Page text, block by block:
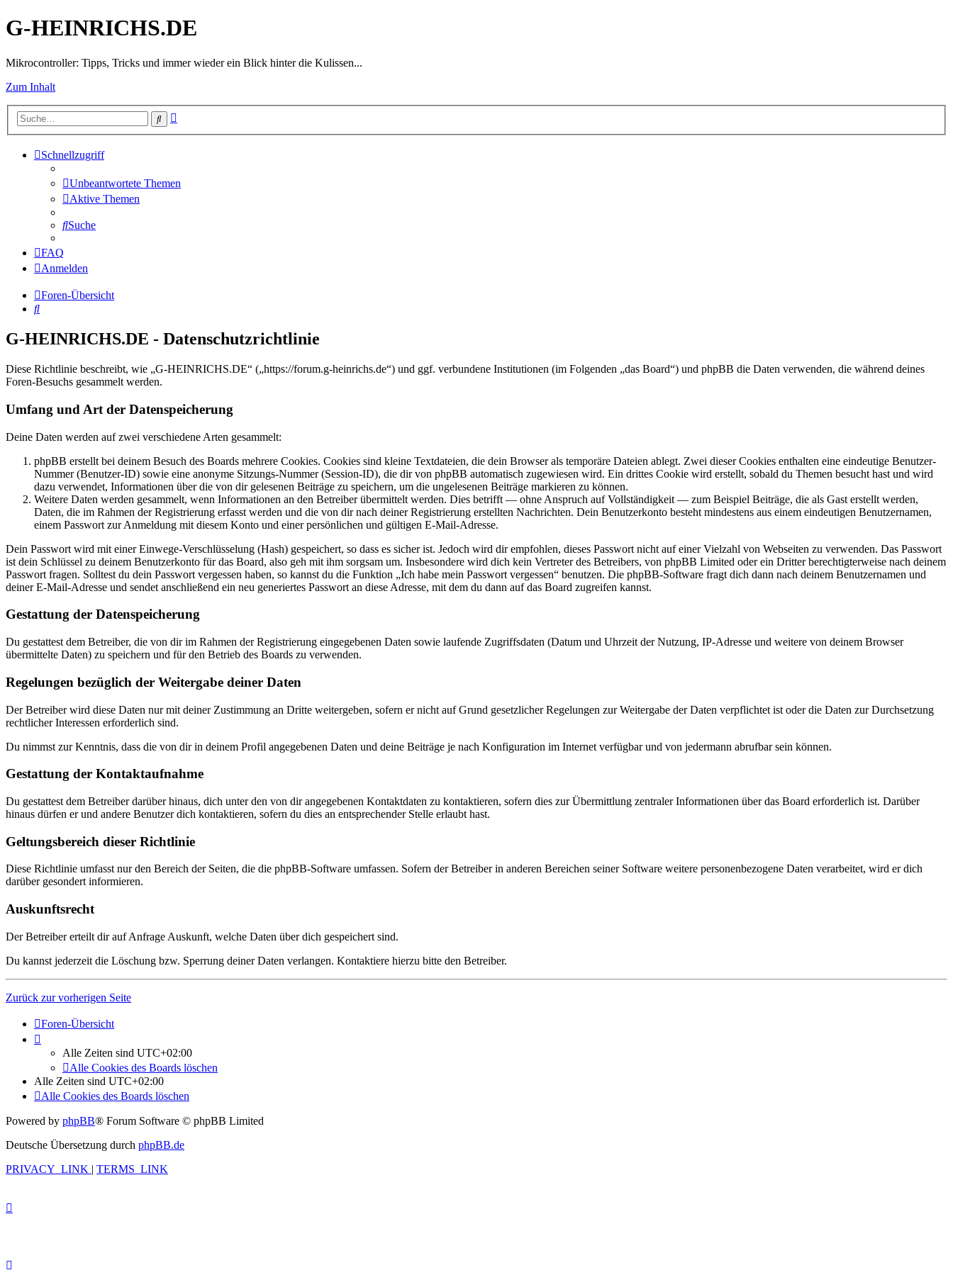
G-HEINRICHS.DE
Mikrocontroller: Tipps, Tricks und immer wieder ein Blick hinter die Kulissen...
Zum Inhalt
Suche
Schnellzugriff
Unbeantwortete Themen
Aktive Themen
Suche
FAQ
Anmelden
Foren-Übersicht
Suche
G-HEINRICHS.DE - Datenschutzrichtlinie
Diese Richtlinie beschreibt, wie „G-HEINRICHS.DE“ („https://forum.g-heinrichs.de“) und ggf. verbundene Institutionen (im Folgenden „das Board“) und phpBB die Daten verwenden, die während deines
Foren-Besuchs gesammelt werden.
Umfang und Art der Datenspeicherung
Deine Daten werden auf zwei verschiedene Arten gesammelt:
phpBB erstellt bei deinem Besuch des Boards mehrere Cookies. Cookies sind kleine Textdateien, die dein Browser als temporäre Dateien ablegt. Zwei dieser Cookies enthalten eine eindeutige Benutzer-
Nummer (Benutzer-ID) sowie eine anonyme Sitzungs-Nummer (Session-ID), die dir von phpBB automatisch zugewiesen wird. Ein drittes Cookie wird erstellt, sobald du Themen besucht hast und wird
dazu verwendet, Informationen über die von dir gelesenen Beiträge zu speichern, um die ungelesenen Beiträge markieren zu können.
Weitere Daten werden gesammelt, wenn Informationen an den Betreiber übermittelt werden. Dies betrifft — ohne Anspruch auf Vollständigkeit — zum Beispiel Beiträge, die als Gast erstellt werden,
Daten, die im Rahmen der Registrierung erfasst werden und die von dir nach deiner Registrierung erstellten Nachrichten. Dein Benutzerkonto besteht mindestens aus einem eindeutigen Benutzernamen,
einem Passwort zur Anmeldung mit diesem Konto und einer persönlichen und gültigen E-Mail-Adresse.
Dein Passwort wird mit einer Einwege-Verschlüsselung (Hash) gespeichert, so dass es sicher ist. Jedoch wird dir empfohlen, dieses Passwort nicht auf einer Vielzahl von Webseiten zu verwenden. Das Passwort
ist dein Schlüssel zu deinem Benutzerkonto für das Board, also geh mit ihm sorgsam um. Insbesondere wird dich kein Vertreter des Betreibers, von phpBB Limited oder ein Dritter berechtigterweise nach deinem
Passwort fragen. Solltest du dein Passwort vergessen haben, so kannst du die Funktion „Ich habe mein Passwort vergessen“ benutzen. Die phpBB-Software fragt dich dann nach deinem Benutzernamen und
deiner E-Mail-Adresse und sendet anschließend ein neu generiertes Passwort an diese Adresse, mit dem du dann auf das Board zugreifen kannst.
Gestattung der Datenspeicherung
Du gestattest dem Betreiber, die von dir im Rahmen der Registrierung eingegebenen Daten sowie laufende Zugriffsdaten (Datum und Uhrzeit der Nutzung, IP-Adresse und weitere von deinem Browser
übermittelte Daten) zu speichern und für den Betrieb des Boards zu verwenden.
Regelungen bezüglich der Weitergabe deiner Daten
Der Betreiber wird diese Daten nur mit deiner Zustimmung an Dritte weitergeben, sofern er nicht auf Grund gesetzlicher Regelungen zur Weitergabe der Daten verpflichtet ist oder die Daten zur Durchsetzung
rechtlicher Interessen erforderlich sind.
Du nimmst zur Kenntnis, dass die von dir in deinem Profil angegebenen Daten und deine Beiträge je nach Konfiguration im Internet verfügbar und von jedermann abrufbar sein können.
Gestattung der Kontaktaufnahme
Du gestattest dem Betreiber darüber hinaus, dich unter den von dir angegebenen Kontaktdaten zu kontaktieren, sofern dies zur Übermittlung zentraler Informationen über das Board erforderlich ist. Darüber
hinaus dürfen er und andere Benutzer dich kontaktieren, sofern du dies an entsprechender Stelle erlaubt hast.
Geltungsbereich dieser Richtlinie
Diese Richtlinie umfasst nur den Bereich der Seiten, die die phpBB-Software umfassen. Sofern der Betreiber in anderen Bereichen seiner Software weitere personenbezogene Daten verarbeitet, wird er dich
darüber gesondert informieren.
Auskunftsrecht
Der Betreiber erteilt dir auf Anfrage Auskunft, welche Daten über dich gespeichert sind.
Du kannst jederzeit die Löschung bzw. Sperrung deiner Daten verlangen. Kontaktiere hierzu bitte den Betreiber.
Zurück zur vorherigen Seite
Foren-Übersicht
Alle Zeiten sind UTC+02:00
Alle Cookies des Boards löschen
Alle Zeiten sind UTC+02:00
Alle Cookies des Boards löschen
Powered by phpBB® Forum Software © phpBB Limited
Deutsche Übersetzung durch phpBB.de
PRIVACY_LINK | TERMS_LINK